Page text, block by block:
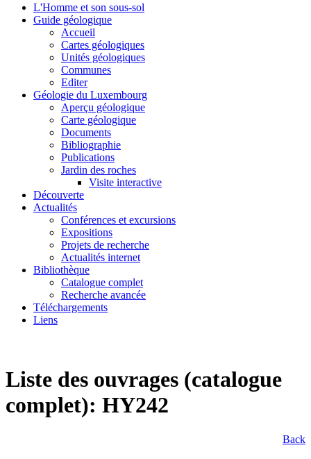
L'Homme et son sous-sol
Guide géologique
Accueil
Cartes géologiques
Unités géologiques
Communes
Editer
Géologie du Luxembourg
Aperçu géologique
Carte géologique
Documents
Bibliographie
Publications
Jardin des roches
Visite interactive
Découverte
Actualités
Conférences et excursions
Expositions
Projets de recherche
Actualités internet
Bibliothèque
Catalogue complet
Recherche avancée
Téléchargements
Liens
Liste des ouvrages (catalogue
complet): HY242
Back